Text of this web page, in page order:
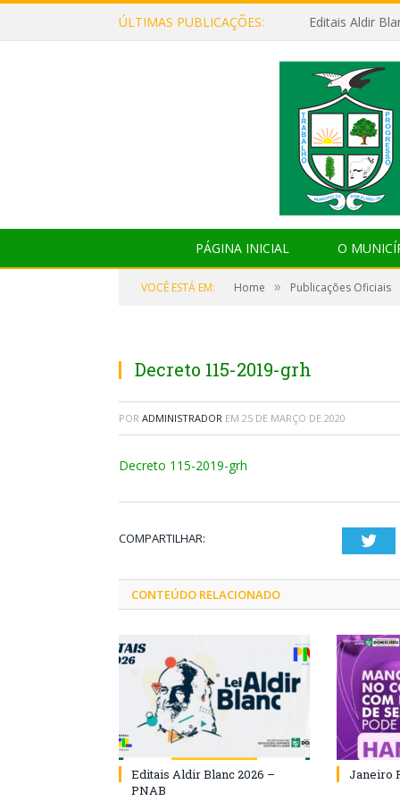
ÚLTIMAS PUBLICAÇÕES: Editais Aldir
PÁGINA INICIAL O
VOCÊ ESTÁ EM: Home » Publicações Oficiais
Decreto 115-2019-grh
POR ADMINISTRADOR EM 25 DE MARÇO DE 2020
Decreto 115-2019-grh
COMPARTILHAR:
CONTEÚDO RELACIONADO
Editais Aldir Blanc 2026 –
PNAB
Janeiro